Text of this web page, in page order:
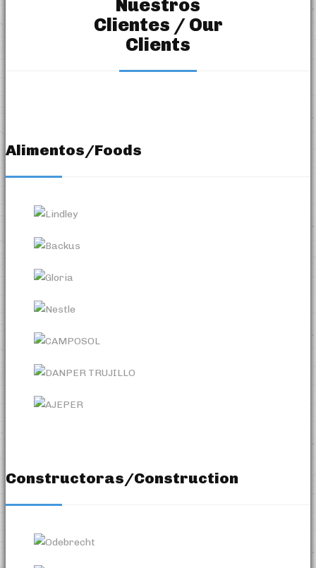
Nuestros
Clientes / Our
Clients
Alimentos/Foods
Constructoras/Construction